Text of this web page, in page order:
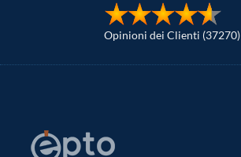
Opinioni dei Clienti (37270)